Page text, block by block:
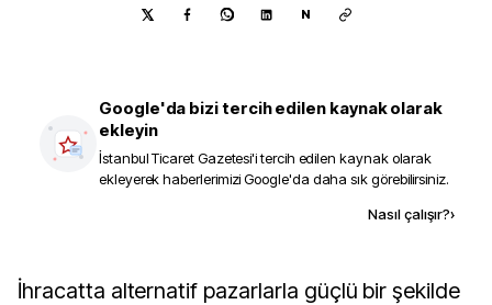
N
Google'da bizi tercih edilen kaynak olarak
ekleyin
İstanbul Ticaret Gazetesi'i tercih edilen kaynak olarak
ekleyerek haberlerimizi Google'da daha sık görebilirsiniz.
Nasıl çalışır?›
İhracatta alternatif pazarlarla güçlü bir şekilde